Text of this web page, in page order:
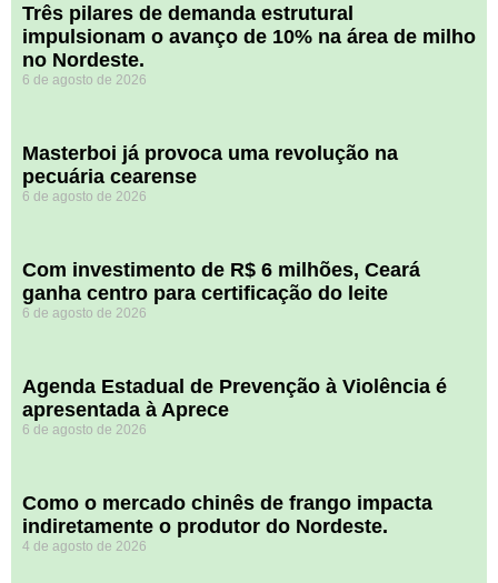
​Três pilares de demanda estrutural
impulsionam o avanço de 10% na área de milho
no Nordeste.
6 de agosto de 2026
Masterboi já provoca uma revolução na
pecuária cearense
6 de agosto de 2026
Com investimento de R$ 6 milhões, Ceará
ganha centro para certificação do leite
6 de agosto de 2026
Agenda Estadual de Prevenção à Violência é
apresentada à Aprece
6 de agosto de 2026
​Como o mercado chinês de frango impacta
indiretamente o produtor do Nordeste.
4 de agosto de 2026